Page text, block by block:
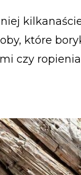
które
czy